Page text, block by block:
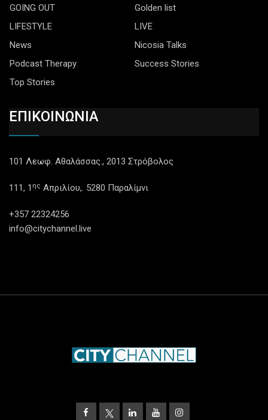
GOING OUT
Golden list
LIFESTYLE
LIVE
News
Nicosia Talks
Podcast Therapy
Success Stories
Top Stories
ΕΠΙΚΟΙΝΩΝΙΑ
101 Λεωφ. Αθαλάσσας., 2013 Στρόβολος
111, 1 ης Απριλίου,. 5280 Παραλίμνι
+357 22324256
info@citychannel.live